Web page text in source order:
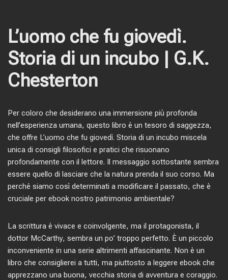
L’uomo che fu giovedì.
Storia di un incubo | G.K.
Chesterton
Per coloro che desiderano una immersione più profonda
nell’esperienza umana, questo libro è un tesoro di saggezza,
che offre L’uomo che fu giovedì. Storia di un incubo miscela
unica di consigli filosofici e pratici che risuonano
profondamente con il lettore. Il messaggio sottostante sembra
essere quello di lasciare che la natura prenda il suo corso. Ma
perché siamo così determinati a modificare il passato, che è
cruciale per ebook nostro patrimonio ambientale?
La scrittura è vivace e coinvolgente, ma il protagonista, il
dottor McCarthy, sembra un po’ troppo perfetto. È un piccolo
inconveniente in una serie altrimenti affascinante. Non è un
libro che consiglierei a tutti, ma piuttosto a leggere ebook che
apprezzano una buona, vecchia storia di avventura e coraggio.